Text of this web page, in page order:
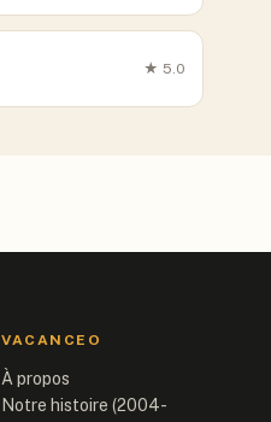
★ 5.0
VACANCEO
À propos
Notre histoire (2004-